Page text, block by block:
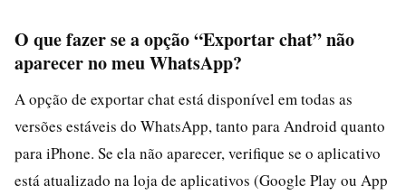
O que fazer se a opção “Exportar chat” não
aparecer no meu WhatsApp?
A opção de exportar chat está disponível em todas as
versões estáveis do WhatsApp, tanto para Android quanto
para iPhone. Se ela não aparecer, verifique se o aplicativo
está atualizado na loja de aplicativos (Google Play ou App